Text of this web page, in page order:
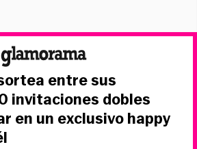
entre sus
invitaciones dobles
en un exclusivo happy